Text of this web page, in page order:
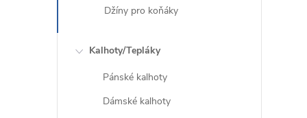
Džíny pro koňáky
Kalhoty/Tepláky
Pánské kalhoty
Dámské kalhoty